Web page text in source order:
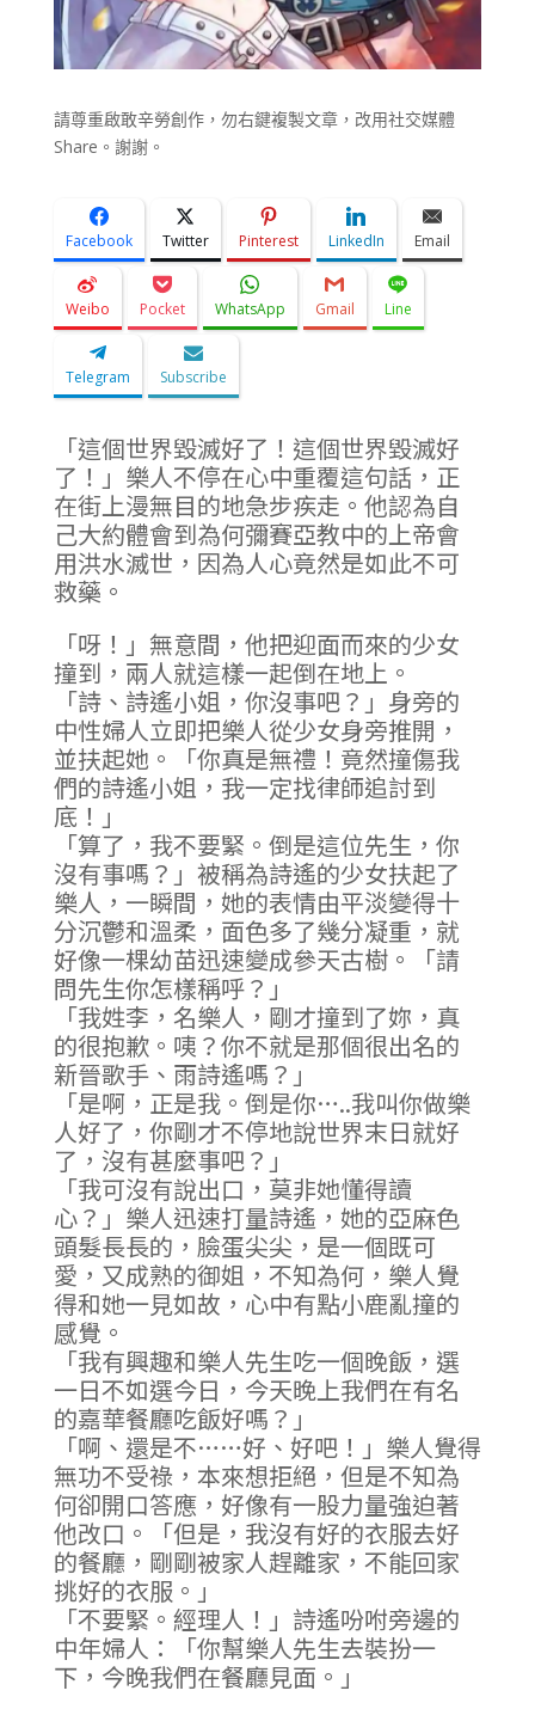
請尊重啟敢辛勞創作，勿右鍵複製文章，改用社交媒體
Share。謝謝。
Facebook Twitter Pinterest LinkedIn Email
Weibo Pocket WhatsApp Gmail Line
Telegram Subscribe
「這個世界毀滅好了！這個世界毀滅好
了！」樂人不停在心中重覆這句話，正
在街上漫無目的地急步疾走。他認為自
己大約體會到為何彌賽亞教中的上帝會
用洪水滅世，因為人心竟然是如此不可
救藥。
「呀！」無意間，他把迎面而來的少女
撞到，兩人就這樣一起倒在地上。
「詩、詩遙小姐，你沒事吧？」身旁的
中性婦人立即把樂人從少女身旁推開，
並扶起她。「你真是無禮！竟然撞傷我
們的詩遙小姐，我一定找律師追討到
底！」
「算了，我不要緊。倒是這位先生，你
沒有事嗎？」被稱為詩遙的少女扶起了
樂人，一瞬間，她的表情由平淡變得十
分沉鬱和溫柔，面色多了幾分凝重，就
好像一棵幼苗迅速變成參天古樹。「請
問先生你怎樣稱呼？」
「我姓李，名樂人，剛才撞到了妳，真
的很抱歉。咦？你不就是那個很出名的
新晉歌手、雨詩遙嗎？」
「是啊，正是我。倒是你…..我叫你做樂
人好了，你剛才不停地說世界末日就好
了，沒有甚麼事吧？」
「我可沒有說出口，莫非她懂得讀
心？」樂人迅速打量詩遙，她的亞麻色
頭髮長長的，臉蛋尖尖，是一個既可
愛，又成熟的御姐，不知為何，樂人覺
得和她一見如故，心中有點小鹿亂撞的
感覺。
「我有興趣和樂人先生吃一個晚飯，選
一日不如選今日，今天晚上我們在有名
的嘉華餐廳吃飯好嗎？」
「啊、還是不……好、好吧！」樂人覺得
無功不受祿，本來想拒絕，但是不知為
何卻開口答應，好像有一股力量強迫著
他改口。「但是，我沒有好的衣服去好
的餐廳，剛剛被家人趕離家，不能回家
挑好的衣服。」
「不要緊。經理人！」詩遙吩咐旁邊的
中年婦人：「你幫樂人先生去裝扮一
下，今晚我們在餐廳見面。」